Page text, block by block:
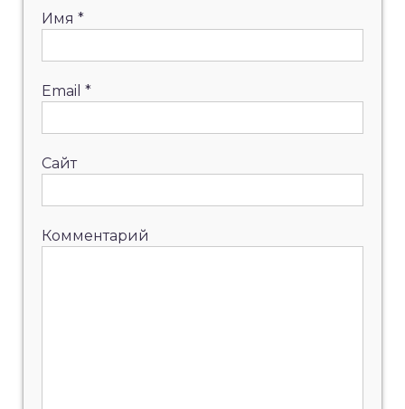
Имя *
Email *
Сайт
Комментарий